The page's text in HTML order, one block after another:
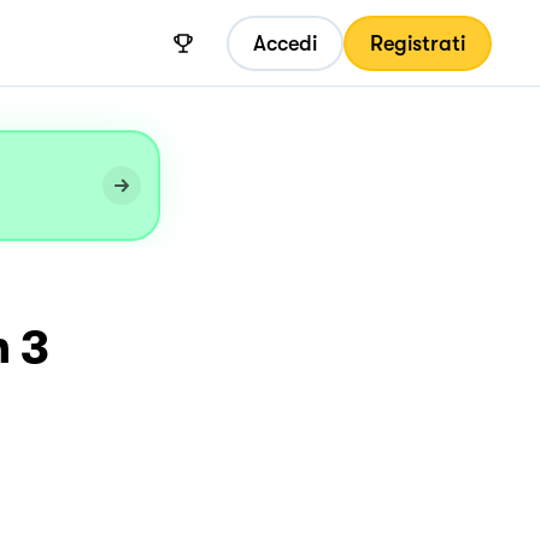
Accedi Registrati
3